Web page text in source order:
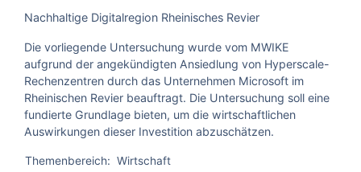
Nachhaltige Digitalregion Rheinisches Revier
Die vorliegende Untersuchung wurde vom MWIKE
aufgrund der angekündigten Ansiedlung von Hyperscale-
Rechenzentren durch das Unternehmen Microsoft im
Rheinischen Revier beauftragt. Die Untersuchung soll eine
fundierte Grundlage bieten, um die wirtschaftlichen
Auswirkungen dieser Investition abzuschätzen.
Themenbereich: Wirtschaft